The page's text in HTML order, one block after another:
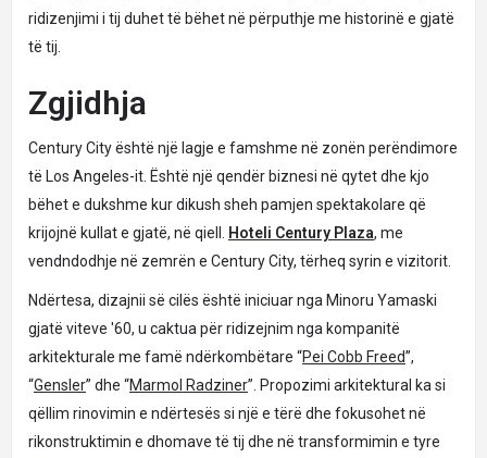
ridizenjimi i tij duhet të bëhet në përputhje me historinë e gjatë
të tij.
Zgjidhja
Century City është një lagje e famshme në zonën perëndimore
të Los Angeles-it. Është një qendër biznesi në qytet dhe kjo
bëhet e dukshme kur dikush sheh pamjen spektakolare që
krijojnë kullat e gjatë, në qiell.
Hoteli Century Plaza, me
vendndodhje në zemrën e Century City, tërheq syrin e vizitorit.
Ndërtesa, dizajnii së cilës është iniciuar nga Minoru Yamaski
gjatë viteve '60, u caktua për ridizejnim nga kompanitë
arkitekturale me famë ndërkombëtare “Pei Cobb Freed”,
“Gensler” dhe “Marmol Radziner”. Propozimi arkitektural ka si
qëllim rinovimin e ndërtesës si një e tërë dhe fokusohet në
rikonstruktimin e dhomave të tij dhe në transformimin e tyre